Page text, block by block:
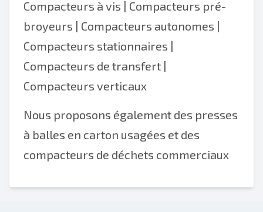
Compacteurs à vis | Compacteurs pré-
broyeurs | Compacteurs autonomes |
Compacteurs stationnaires |
Compacteurs de transfert |
Compacteurs verticaux
Nous proposons également des presses
à balles en carton usagées et des
compacteurs de déchets commerciaux